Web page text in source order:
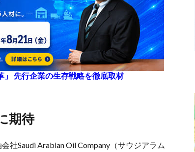
」 先行企業の生存戦略を徹底取材
期待
社Saudi Arabian Oil Company（サウジアラム